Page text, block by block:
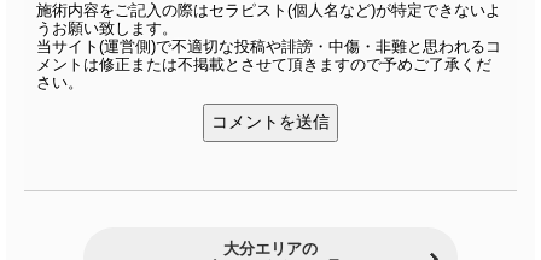
施術内容をご記入の際はセラピスト(個人名など)が特定できないよ
うお願い致します。
当サイト(運営側)で不適切な投稿や誹謗・中傷・非難と思われるコ
メントは修正または不掲載とさせて頂きますので予めご了承くだ
さい。
大分エリアの